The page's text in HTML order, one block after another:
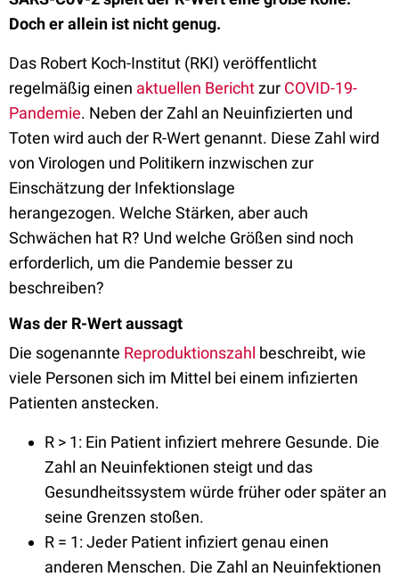
Doch er allein ist nicht genug.
Das Robert Koch-Institut (RKI) veröffentlicht
regelmäßig einen aktuellen Berichtzur COVID-19-
Pandemie. Neben der Zahl an Neuinfizierten und
Toten wird auch der R-Wert genannt. Diese Zahl wird
von Virologen und Politikern inzwischen zur
Einschätzung der Infektionslage
herangezogen. Welche Stärken, aber auch
Schwächen hat R? Und welche Größen sind noch
erforderlich, um die Pandemie besser zu
beschreiben?
Was der R-Wert aussagt
Die sogenannte Reproduktionszahl beschreibt, wie
viele Personen sich im Mittel bei einem infizierten
Patienten anstecken.
R > 1: Ein Patient infiziert mehrere Gesunde. Die
Zahl an Neuinfektionen steigt und das
Gesundheitssystem würde früher oder später an
seine Grenzen stoßen.
R = 1: Jeder Patient infiziert genau einen
anderen Menschen. Die Zahl an Neuinfektionen